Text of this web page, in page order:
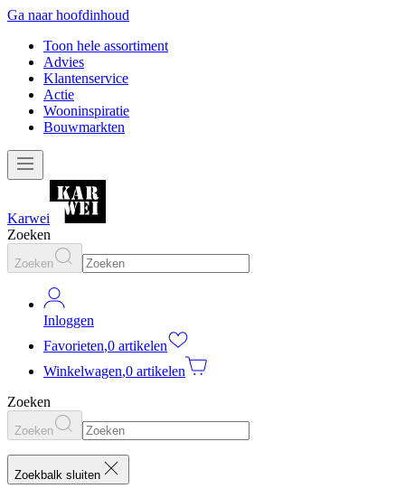
Ga naar hoofdinhoud
Toon hele assortiment
Advies
Klantenservice
Actie
Wooninspiratie
Bouwmarkten
Karwei
Zoeken
Zoeken
Inloggen
Favorieten,0 artikelen
Winkelwagen,0 artikelen
Zoeken
Zoeken
Zoekbalk sluiten